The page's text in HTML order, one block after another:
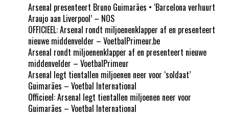
Arsenal presenteert Bruno Guimarães • ‘Barcelona verhuurt
Araujo aan Liverpool’ – NOS
OFFICIEEL: Arsenal rondt miljoenenklapper af en presenteert
nieuwe middenvelder – VoetbalPrimeur.be
Arsenal rondt miljoenenklapper af en presenteert nieuwe
middenvelder – VoetbalPrimeur
Arsenal legt tientallen miljoenen neer voor ‘soldaat’
Guimarães – Voetbal International
Officieel: Arsenal legt tientallen miljoenen neer voor
Guimarães – Voetbal International